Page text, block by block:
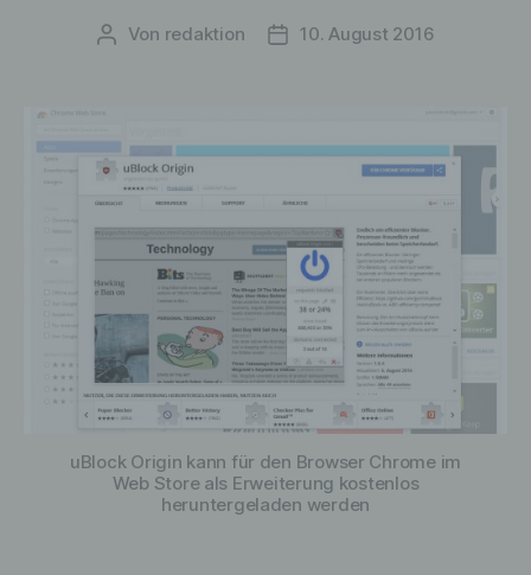
Beitragsautor
Von redaktion Veröffentlichungsdatum
10. August 2016
uBlock Origin kann für den Browser Chrome im
Web Store als Erweiterung kostenlos
heruntergeladen werden